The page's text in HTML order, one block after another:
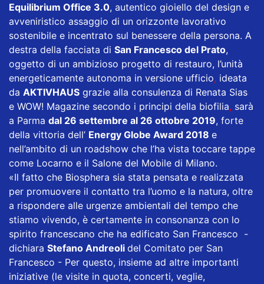
Equilibrium Office 3.0, autentico gioiello del design e
avveniristico assaggio di un orizzonte lavorativo
sostenibile e incentrato sul benessere della persona. A
destra della facciata di San Francesco del Prato,
oggetto di un ambizioso progetto di restauro, l’unità
energeticamente autonoma in versione ufficio, ideata
da AKTIVHAUS grazie alla consulenza di Renata Sias
e WOW! Magazine secondo i principi della biofilia, sarà
a Parma dal 26 settembre al 26 ottobre 2019, forte
della vittoria dell’ Energy Globe Award 2018 e
nell’ambito di un roadshow che l’ha vista toccare tappe
come Locarno e il Salone del Mobile di Milano.
«Il fatto che Biosphera sia stata pensata e realizzata
per promuovere il contatto tra l’uomo e la natura, oltre
a rispondere alle urgenze ambientali del tempo che
stiamo vivendo, è certamente in consonanza con lo
spirito francescano che ha edificato San Francesco -
dichiara Stefano Andreoli del Comitato per San
Francesco - Per questo, insieme ad altre importanti
iniziative (le visite in quota, concerti, veglie,